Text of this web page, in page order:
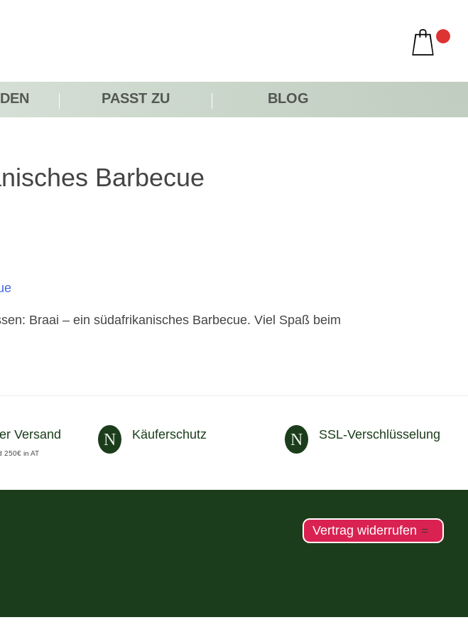
PASST ZU BLOG
Barbecue
Braai – ein südafrikanisches Barbecue. Viel Spaß beim
Versand
250€ in AT
N Käuferschutz N SSL-Verschlüsselung
Vertrag widerrufen